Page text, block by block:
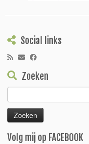
Social links
Zoeken
naar:
Volg mij op FACEBOOK